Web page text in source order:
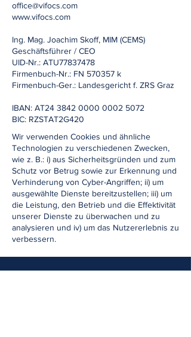
office@vifocs.com
www.vifocs.com
Ing. Mag. Joachim Skoff, MIM (CEMS)
Geschäftsführer / CEO
UID-Nr.: ATU77837478
Firmenbuch-Nr.: FN 570357 k
Firmenbuch-Ger.: Landesgericht f. ZRS Graz
IBAN: AT24 3842 0000 0002 5072
BIC: RZSTAT2G420
Wir verwenden Cookies und ähnliche
Technologien zu verschiedenen Zwecken,
wie z. B.: i) aus Sicherheitsgründen und zum
Schutz vor Betrug sowie zur Erkennung und
Verhinderung von Cyber-Angriffen; ii) um
ausgewählte Dienste bereitzustellen; iii) um
die Leistung, den Betrieb und die Effektivität
unserer Dienste zu überwachen und zu
analysieren und iv) um das Nutzererlebnis zu
verbessern.